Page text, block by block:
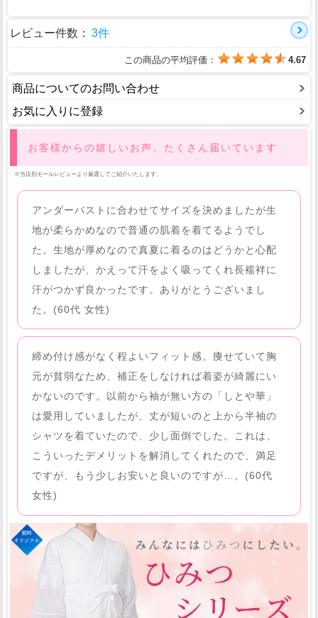
レビュー件数： 3件
この商品の平均評価： 4.67
商品についてのお問い合わせ
お気に入りに登録
お客様からの嬉しいお声、たくさん届いています
※当店別モールレビューより厳選してご紹介いたします。
アンダーバストに合わせてサイズを決めましたが生
地が柔らかめなので普通の肌着を着てるようでし
た。生地が厚めなので真夏に着るのはどうかと心配
しましたが、かえって汗をよく吸ってくれ長襦袢に
汗がつかず良かったです。ありがとうございまし
た。(60代 女性)
締め付け感がなく程よいフィット感。痩せていて胸
元が貧弱なため、補正をしなければ着姿が綺麗にい
かないのです。以前から袖が無い方の「しとや華」
は愛用していましたが、丈が短いのと上から半袖の
シャツを着ていたので、少し面倒でした。これは、
こういったデメリットを解消してくれたので、満足
ですが、もう少しお安いと良いのですが…。(60代
女性)